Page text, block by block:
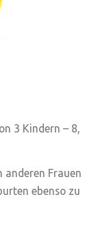
3 Kindern – 8,
Frauen
ebenso zu